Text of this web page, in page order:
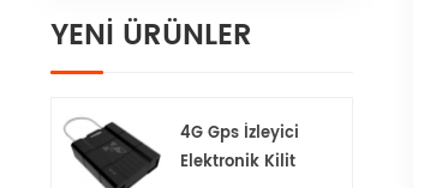
YENI ÜRÜNLER
4G Gps İzleyici
Elektronik Kilit